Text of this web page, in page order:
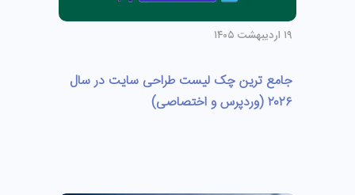
۱۹ اردیبهشت ۱۴۰۵
جامع ترین چک لیست طراحی سایت در سال
۲۰۲۶ (وردپرس و اختصاصی)